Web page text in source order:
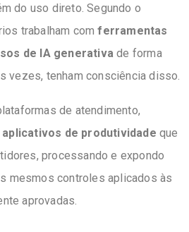
do uso direto. Segundo o
trabalham comferramentas
de IA generativa de forma
vezes, tenham consciência disso.
de atendimento,
de produtividade que
processando e expondo
mesmos controles aplicados às
aprovadas.